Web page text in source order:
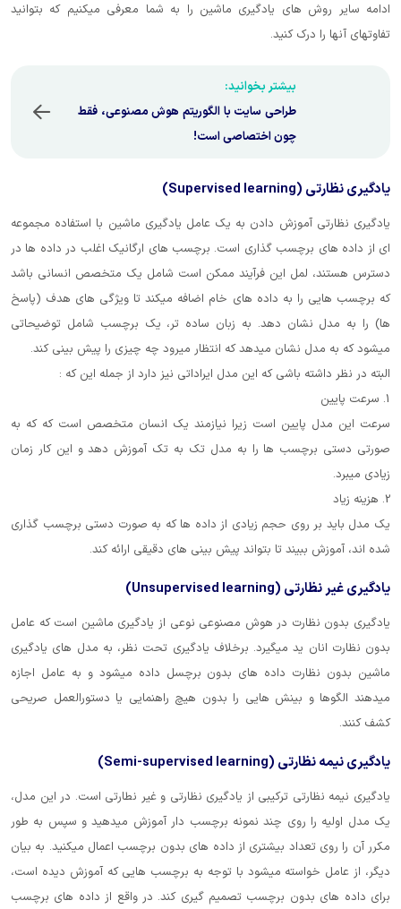
ادامه سایر روش های یادگیری ماشین را به شما معرفی میکنیم که بتوانید
تفاوتهای آنها را درک کنید.
بیشتر بخوانید:
طراحی سایت با الگوریتم هوش مصنوعی، فقط
چون اختصاصی است!
یادگیری نظارتی (Supervised learning)
یادگیری نظارتی آموزش دادن به یک عامل یادگیری ماشین با استفاده مجموعه
ای از داده های برچسب گذاری است. برچسب های ارگانیک اغلب در داده ها در
دسترس هستند، لمل این فرآیند ممکن است شامل یک متخصص انسانی باشد
که برچسب هایی را به داده های خام اضافه میکند تا ویژگی های هدف (پاسخ
ها) را به مدل نشان دهد. به زبان ساده تر، یک برچسب شامل توضیحاتی
میشود که به مدل نشان میدهد که انتظار میرود چه چیزی را پیش بینی کند.
البته در نظر داشته باشی که این مدل ایراداتی نیز دارد از جمله این که :
سرعت این مدل پایین است زیرا نیازمند یک انسان متخصص است که که به
صورتی دستی برچسب ها را به مدل تک به تک آموزش دهد و این کار زمان
زیادی میبرد.
2. هزینه زیاد
یک مدل باید بر روی حجم زیادی از داده ها که به صورت دستی برچسب گذاری
شده اند، آموزش ببیند تا بتواند پیش بینی های دقیقی ارائه کند.
یادگیری غیر نظارتی (Unsupervised learning)
یادگیری بدون نظارت در هوش مصنوعی نوعی از یادگیری ماشین است که عامل
بدون نظارت انان ید میگیرد. برخلاف یادگیری تحت نظر، به مدل های یادگیری
ماشین بدون نظارت داده های بدون برچسل داده میشود و به عامل اجازه
میدهند الگوها و بینش هایی را بدون هیچ راهنمایی یا دستورالعمل صریحی
کشف کنند.
یادگیری نیمه نظارتی (Semi-supervised learning)
یادگیری نیمه نظارتی ترکیبی از یادگیری نظارتی و غیر نطارتی است. در این مدل،
یک مدل اولیه را روی چند نمونه برچسب دار آموزش میدهید و سپس به طور
مکرر آن را روی تعداد بیشتری از داده های بدون برچسب اعمال میکنید. به بیان
دیگر، از عامل خواسته میشود با توجه به برچسب هایی که آموزش دیده است،
برای داده های بدون برچسب تصمیم گیری کند. در واقع از داده های برچسب